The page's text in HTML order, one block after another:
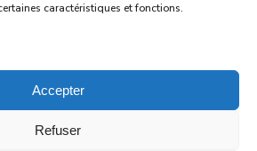
caractéristiques et fonctions.
Accepter
Refuser
québécoise des marionnettistes